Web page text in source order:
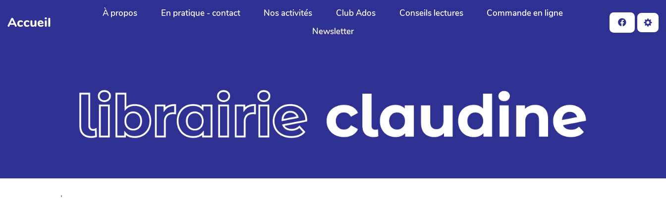
Aller au contenu principal
Accueil
À propos En pratique - contact Nos activités Club Ados Conseils lectures
Commande en ligne
Newsletter
,